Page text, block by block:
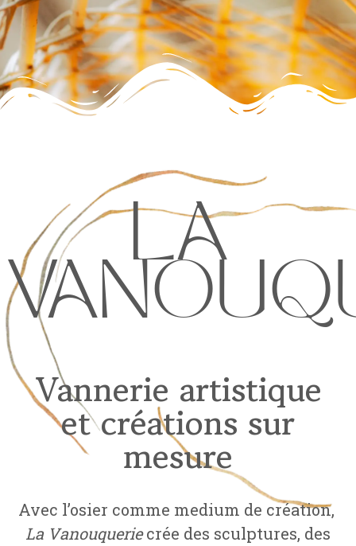
LA
Vannerie artistique
et créations sur
mesure
Avec l’osier comme medium de création,
La Vanouqueriecrée des sculptures, des